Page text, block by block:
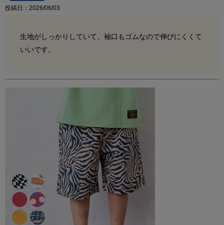
投稿日 2026/06/03
生地がしっかりしていて、袖口もゴムなので伸びにくくて
いいです。